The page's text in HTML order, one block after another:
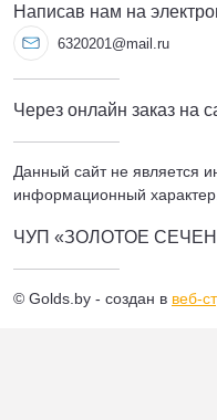
Написав нам на
6320201@mail.ru
Через онлайн заказ на
Данный сайт не является
информационный характер.
ЧУП «ЗОЛОТОЕ
© Golds.by - создан в веб-